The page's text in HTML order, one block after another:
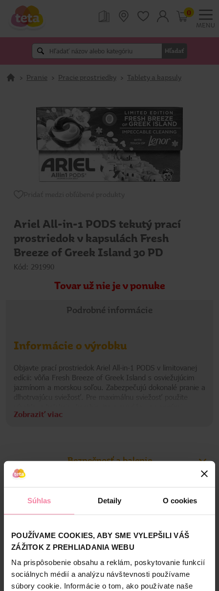
Súhlas Detaily O cookies
POUŽÍVAME COOKIES, ABY SME VYLEPŠILI VÁŠ
ZÁŽITOK Z PREHLIADANIA WEBU
Na prispôsobenie obsahu a reklám, poskytovanie funkcií
sociálnych médií a analýzu návštevnosti používame
súbory cookie. Informácie o tom, ako používate naše
MENU
Hľadať
0
> Pranie > Pracie prostriedky > Tablety a kapsuly
Ariel All-in-1 PODS tekutý prací
prostriedok v kapsulách Fresh
Breeze of Greek Island 30 PD
Kód: 291990
Tovar už nie je v ponuke
Podrobné informácie
Informácie o výrobku
Objavte prací prostriedok Ariel All-in-1 PODS v limitovanej
edícii: vôňa Fresh Breeze of Greek Island s osviežujúcim
jazmínom a morskou soľou. Zabezpečujú dokonalé pranie a
dlhotrvajúcu sviežosť. Pre maximálnu sviežosť použite
perličkami Lenor Fresh Breeze of Greek Island.
informácií nájdete na stránke keepcapsfromkids.eu.
bielizne. O naše oblečenie sa Ariel stará už niekoľko
desiatok rokov, počas ktorých trh obohatil o množstvo
inovatívnych produktov a výrazne zvýšil efektivitu prania.
Pod značkou Ariel ponúkame pracie prášky, gély a kapsuly.
Informácie o výrobcovi
PaG
Zobraziť viac
Bezpečnosť a balenie
High-contrast mode
NAŠA ZNAČKA NAŠA ZNAČKA